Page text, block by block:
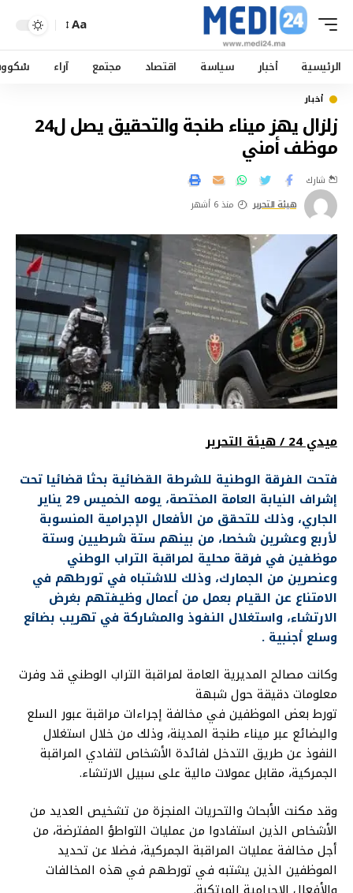
Aa
الرئيسية أخبار سياسة اقتصاد مجتمع آراء
أخبار
زلزال يهز ميناء طنجة والتحقيق يصل ل24
موظف أمني
هيئة التحرير منذ 6 أشهر
شارك
ميدي 24 / هيئة التحرير
فتحت الفرقة الوطنية للشرطة القضائية بحثا قضائيا تحت
إشراف النيابة العامة المختصة، يومه الخميس 29 يناير
الجاري، وذلك للتحقق من الأفعال الإجرامية المنسوبة
لأربع وعشرين شخصا، من بينهم ستة شرطيين وستة
موظفين في فرقة محلية لمراقبة التراب الوطني
وعنصرين من الجمارك، وذلك للاشتباه في تورطهم في
الامتناع عن القيام بعمل من أعمال وظيفتهم بغرض
الارتشاء، واستغلال النفوذ والمشاركة في تهريب بضائع
وسلع أجنبية .
وكانت مصالح المديرية العامة لمراقبة التراب الوطني قد وفرت
معلومات دقيقة حول شبهة
تورط بعض الموظفين في مخالفة إجراءات مراقبة عبور السلع
والبضائع عبر ميناء طنجة المدينة، وذلك من خلال استغلال
النفوذ عن طريق التدخل لفائدة الأشخاص لتفادي المراقبة
الجمركية، مقابل عمولات مالية على سبيل الارتشاء.
وقد مكنت الأبحاث والتحريات المنجزة من تشخيص العديد من
الأشخاص الذين استفادوا من عمليات التواطؤ المفترضة، من
أجل مخالفة عمليات المراقبة الجمركية، فضلا عن تحديد
الموظفين الذين يشتبه في تورطهم في هذه المخالفات